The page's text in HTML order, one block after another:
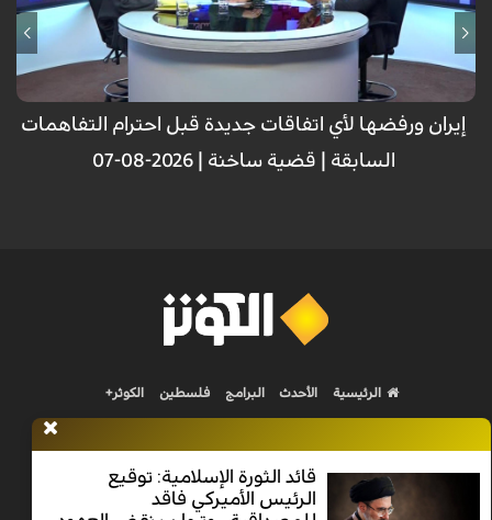
إيران ورفضها لأي اتفاقات جديدة قبل احترام التفاهمات
السابقة | قضية ساخنة | 2026-08-07
قائد الثورة الإسلامية: توقيع
الرئيس الأميركي فاقد
الرئيسية الأحدث البرامج فلسطين الكوثر+